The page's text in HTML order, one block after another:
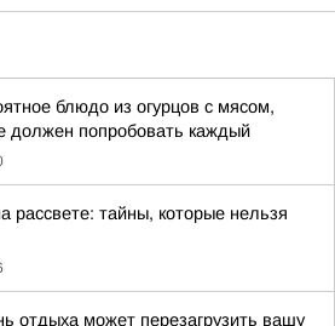
блюдо из огурцов с мясом,
должен попробовать каждый
рассвете: тайны, которые нельзя
отдыха может перезагрузить вашу